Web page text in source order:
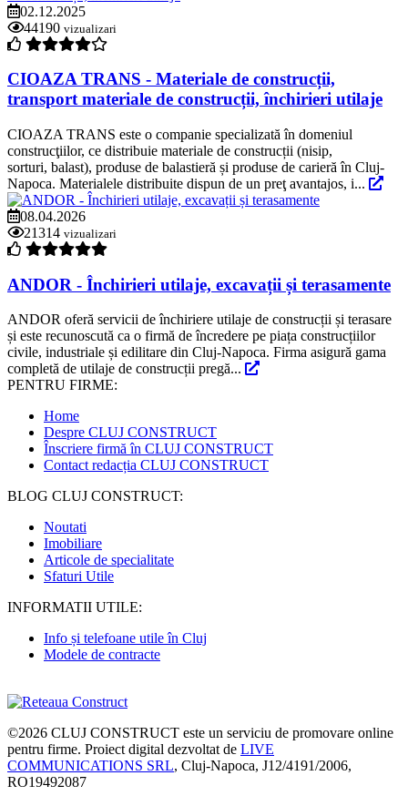
02.12.2025
44190 vizualizari
CIOAZA TRANS - Materiale de construcții,
transport materiale de construcții, închirieri utilaje
CIOAZA TRANS este o companie specializată în domeniul
construcţiilor, ce distribuie materiale de construcții (nisip,
sorturi, balast), produse de balastieră și produse de carieră în Cluj-
Napoca. Materialele distribuite dispun de un preţ avantajos, i...
08.04.2026
21314 vizualizari
ANDOR - Închirieri utilaje, excavații și terasamente
ANDOR oferă servicii de închiriere utilaje de construcții și terasare
și este recunoscută ca o firmă de încredere pe piața construcțiilor
civile, industriale și edilitare din Cluj-Napoca. Firma asigură gama
completă de utilaje de construcții pregă...
PENTRU FIRME:
Home
Despre CLUJ CONSTRUCT
Înscriere firmă în CLUJ CONSTRUCT
Contact redacția CLUJ CONSTRUCT
BLOG CLUJ CONSTRUCT:
Noutati
Imobiliare
Articole de specialitate
Sfaturi Utile
INFORMATII UTILE:
Info și telefoane utile în Cluj
Modele de contracte
©2026 CLUJ CONSTRUCT este un serviciu de promovare online
pentru firme. Proiect digital dezvoltat de LIVE
COMMUNICATIONS SRL, Cluj-Napoca, J12/4191/2006,
RO19492087